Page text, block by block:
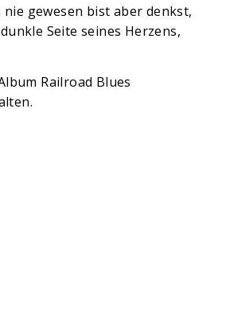
gewesen bist aber denkst,
Seite seines Herzens,
Railroad Blues